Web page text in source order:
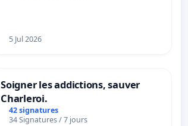
5 Jul 2026
Soigner les addictions, sauver
Charleroi.
42 signatures
34 Signatures / 7 jours